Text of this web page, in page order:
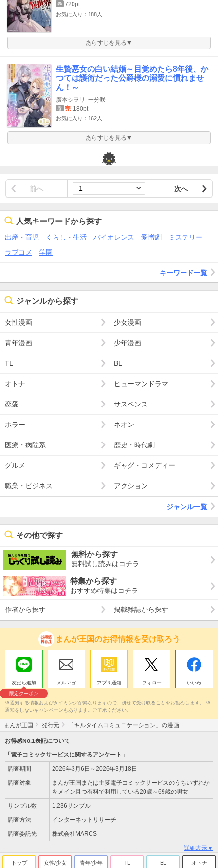
巻 720pt
お気に入り：188人
あらすじを見る▼
生贄悪女の白い結婚～目覚めたら8年後、か
つては護衛だった公爵様の溺愛に慣れませ
ん！～
廣本シヲリ 一分咲
巻 完 180pt
お気に入り：162人
あらすじを見る▼
前へ 次へ
人気キーワードから探す
出産・育児 くらし・生活 バイオレンス 愛憎劇
ミステリー
ラブコメ
学園
キーワード一覧
ジャンルから探す
女性漫画 少女漫画
青年漫画 少年漫画
TL BL
オトナ ヒューマンドラマ
恋愛 サスペンス
ホラー ネオン
医療・病院系 歴史・時代劇
グルメ ギャグ・コメディー
職業・ビジネス アクション
ジャンル一覧
その他で探す
無料から探す
無料試し読みはコチラ
特集から探す
おすすめ特集はコチラ
作者から探す 掲載雑誌から探す
まんが王国のお得情報を受け取ろう
友だち追加
限定クーポン
メルマガ アプリ通知 フォロー いいね
※通知する情報およびタイミングが異なりますので、併せて受け取ることをお勧めします。 ※
通知をしないキャンペーンもあります。ご了承ください。
まんが王国 発行元 「キルタイムコミュニケーション」の漫画
お得感No.1表記について
「電子コミックサービスに関するアンケート」
調査期間 2026年3月6日～2026年3月18日
調査対象
まんが王国または主要電子コミックサービスのうちいずれか
をメイン且つ有料で利用している20歳～69歳の男女
サンプル数 1,236サンプル
調査方法 インターネットリサーチ
調査委託先 株式会社MARCS
詳細表示▼
トップ 女性/少女 青年/少年 TL BL オトナ